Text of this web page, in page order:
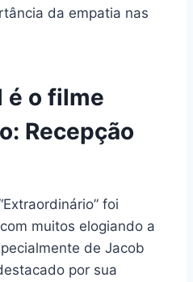
da empatia nas
é o filme
Recepção
foi
muitos elogiando a
de Jacob
por sua